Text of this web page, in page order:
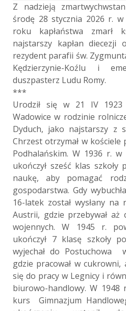
Z nadzieją
środę 28 stycznia 2026 r.
roku kapłaństwa zmarł
najstarszy kapłan diecezji
rezydent parafii św.
Kędzierzynie-Koźlu i
duszpasterz Ludu Romy.
***
Urodził się w 21 IV
Wadowice w rodzinie
Dyduch, jako najstarszy z
Chrzest otrzymał w
Podhalańskim. W 1936 r. w
ukończył sześć klas szkoły
naukę, aby pomagać
gospodarstwa. Gdy
16-latek został wysłany
Austrii, gdzie przebywał aż
wojennych. W 1945 r.
ukończył 7 klasę szkoły
wyjechał do Postuchowa
gdzie pracował w
się do pracy w Legnicy i
biurowo-handlowy. W 1948
kurs Gimnazjum